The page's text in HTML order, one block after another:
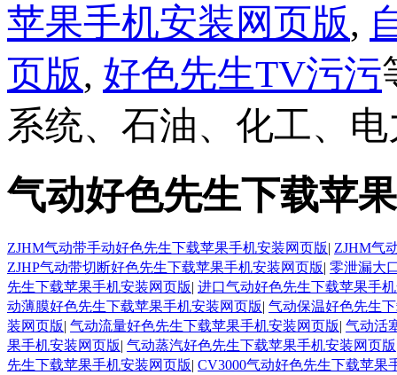
苹果手机安装网页版,
页版, 好色先生TV污污
系统、石油、化工
气动好色先生下载苹
ZJHM气动带手动好色先生下载苹果手机安装网页版| ZJHM气
ZJHP气动带切断好色先生下载苹果手机安装网页版| 零泄漏大
先生下载苹果手机安装网页版| 进口气动好色先生下载苹果手
动薄膜好色先生下载苹果手机安装网页版| 气动保温好色先生
装网页版| 气动流量好色先生下载苹果手机安装网页版| 气动活
果手机安装网页版| 气动蒸汽好色先生下载苹果手机安装网页版
先生下载苹果手机安装网页版| CV3000气动好色先生下载苹果